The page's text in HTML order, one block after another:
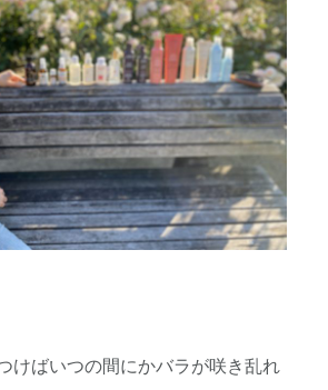
けばいつの間にかバラが咲き乱れ